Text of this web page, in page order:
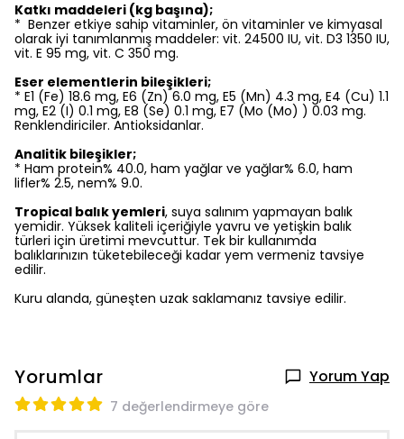
Katkı maddeleri (kg başına);
* Benzer etkiye sahip vitaminler, ön vitaminler ve kimyasal
olarak iyi tanımlanmış maddeler: vit. 24500 IU, vit. D3 1350 IU,
vit. E 95 mg, vit. C 350 mg.
Eser elementlerin bileşikleri;
* E1 (Fe) 18.6 mg, E6 (Zn) 6.0 mg, E5 (Mn) 4.3 mg, E4 (Cu) 1.1
mg, E2 (I) 0.1 mg, E8 (Se) 0.1 mg, E7 (Mo (Mo) ) 0.03 mg.
Renklendiriciler. Antioksidanlar.
Analitik bileşikler;
* Ham protein% 40.0, ham yağlar ve yağlar% 6.0, ham
lifler% 2.5, nem% 9.0.
Tropical balık yemleri, suya salınım yapmayan balık
yemidir. Yüksek kaliteli içeriğiyle yavru ve yetişkin balık
türleri için üretimi mevcuttur. Tek bir kullanımda
balıklarınızın tüketebileceği kadar yem vermeniz tavsiye
edilir.
Kuru alanda, güneşten uzak saklamanız tavsiye edilir.
Yorumlar Yorum Yap
7 değerlendirmeye göre